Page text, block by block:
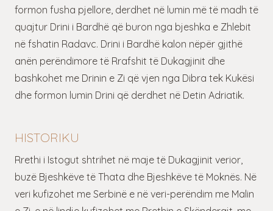
formon fusha pjellore, derdhet në lumin më të madh të
quajtur Drini i Bardhë që buron nga bjeshka e Zhlebit
në fshatin Radavc. Drini i Bardhë kalon nëpër gjithë
anën perëndimore të Rrafshit të Dukagjinit dhe
bashkohet me Drinin e Zi që vjen nga Dibra tek Kukësi
dhe formon lumin Drini që derdhet në Detin Adriatik.
HISTORIKU
Rrethi i Istogut shtrihet në maje të Dukagjinit verior,
buzë Bjeshkëve të Thata dhe Bjeshkëve të Moknës. Në
veri kufizohet me Serbinë e në veri-perëndim me Malin